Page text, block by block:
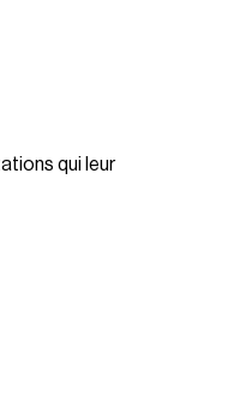
qui leur